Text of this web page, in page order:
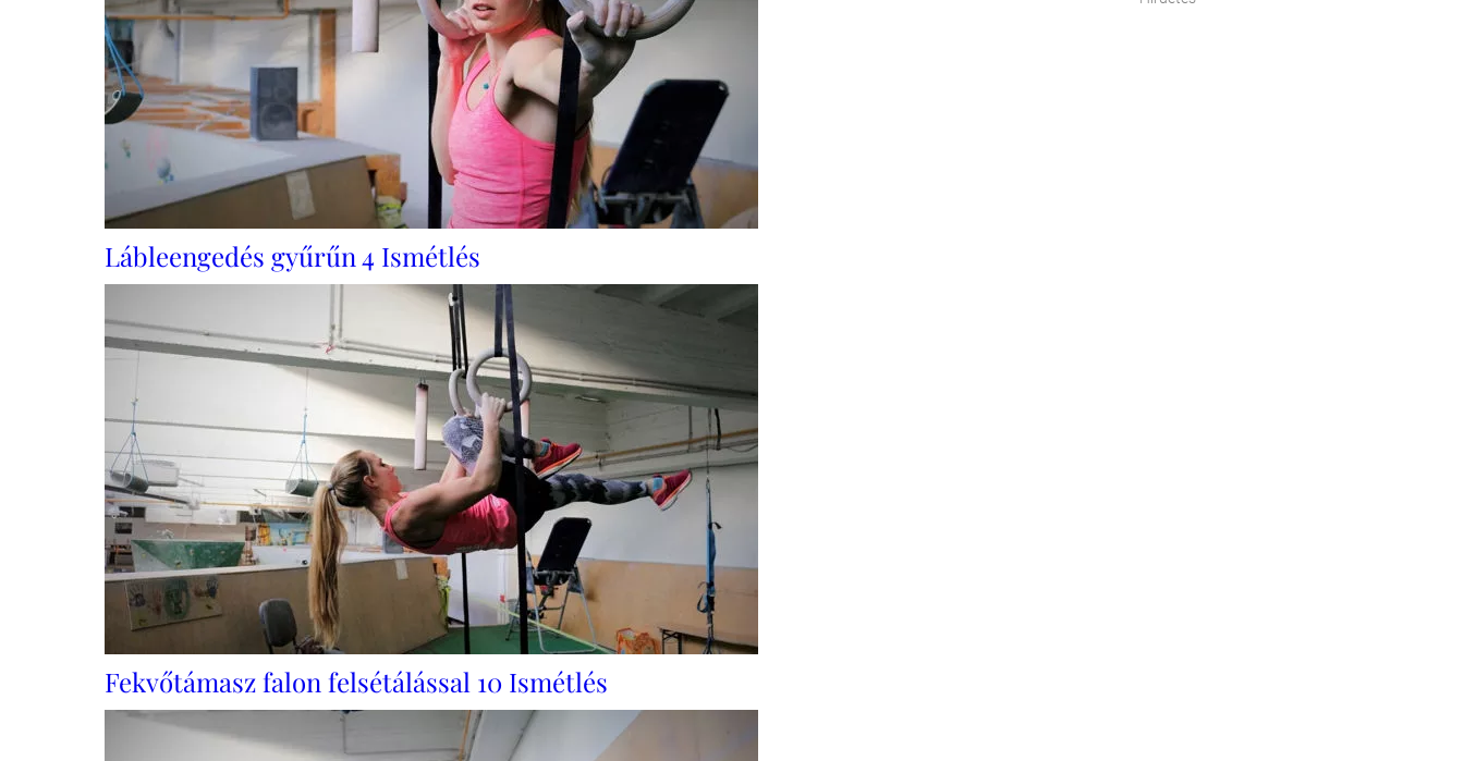
Lábleengedés gyűrűn 4 Ismétlés
Fekvőtámasz falon felsétálással 10 Ismétlés